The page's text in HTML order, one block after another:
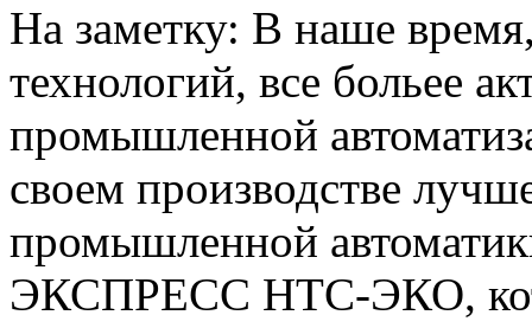
На заметку: В наше
технологий, все больее
промышленной
своем производстве
промышленной
ЭКСПРЕСС НТС-ЭКО,